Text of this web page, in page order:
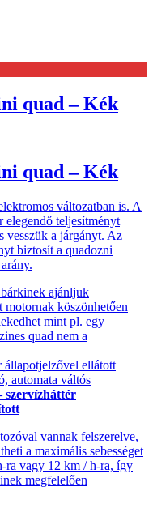
quad – Kék
quad – Kék
változatban is. A
elegendő teljesítményt
vesszük a járgányt. Az
biztosít a quadozni
ajánljuk
motornak köszönhetően
mint pl. egy
quad nem a
állapotjelzővel ellátott
automata váltós
szervízháttér
vannak felszerelve,
a maximális sebességet
ra vagy 12 km / h-ra, így
megfelelően